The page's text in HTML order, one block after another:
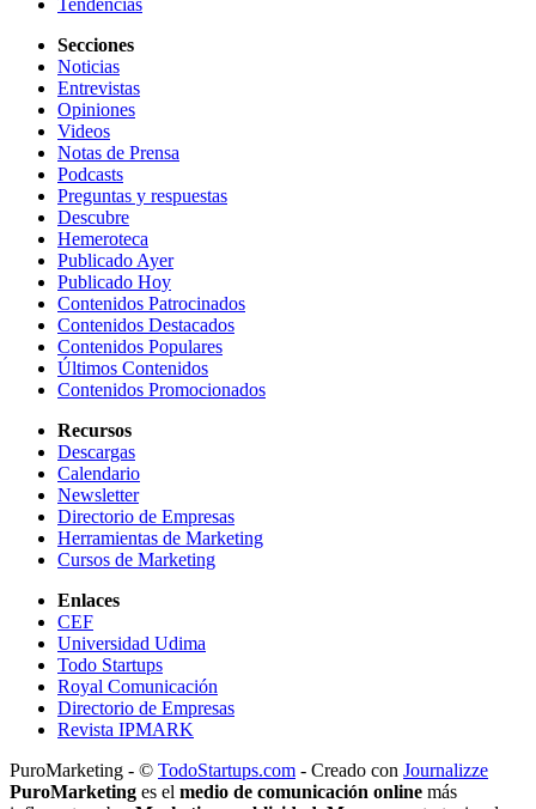
Tendencias
Secciones
Noticias
Entrevistas
Opiniones
Videos
Notas de Prensa
Podcasts
Preguntas y respuestas
Descubre
Hemeroteca
Publicado Ayer
Publicado Hoy
Contenidos Patrocinados
Contenidos Destacados
Contenidos Populares
Últimos Contenidos
Contenidos Promocionados
Recursos
Descargas
Calendario
Newsletter
Directorio de Empresas
Herramientas de Marketing
Cursos de Marketing
Enlaces
CEF
Universidad Udima
Todo Startups
Royal Comunicación
Directorio de Empresas
Revista IPMARK
PuroMarketing - © TodoStartups.com - Creado con Journalizze
PuroMarketing es el medio de comunicación online más